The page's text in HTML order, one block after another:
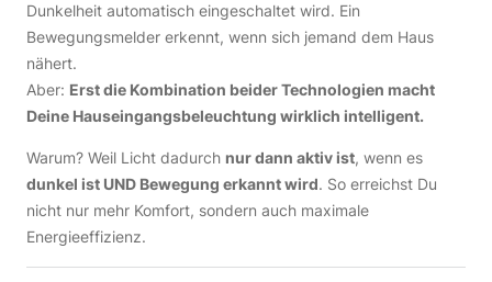
Dunkelheit automatisch eingeschaltet wird. Ein
Bewegungsmelder erkennt, wenn sich jemand dem Haus
nähert.
Aber: Erst die Kombination beider Technologien macht
Deine Hauseingangsbeleuchtung wirklich intelligent.
Warum? Weil Licht dadurch nur dann aktiv ist, wenn es
dunkel ist UND Bewegung erkannt wird. So erreichst Du
nicht nur mehr Komfort, sondern auch maximale
Energieeffizienz.